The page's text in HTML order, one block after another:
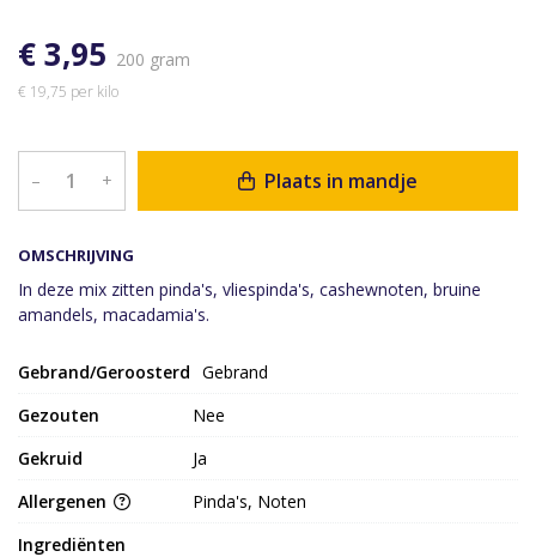
OMSCHRIJVING
In deze mix zitten pinda's, vliespinda's, cashewnoten, bruine
amandels, macadamia's.
€ 3,95 200 gram
€ 19,75 per kilo
– + Plaats in mandje
Gebrand/Geroosterd Gebrand
Gezouten
Nee
Gekruid
Ja
Allergenen
Pinda's, Noten
Ingrediënten